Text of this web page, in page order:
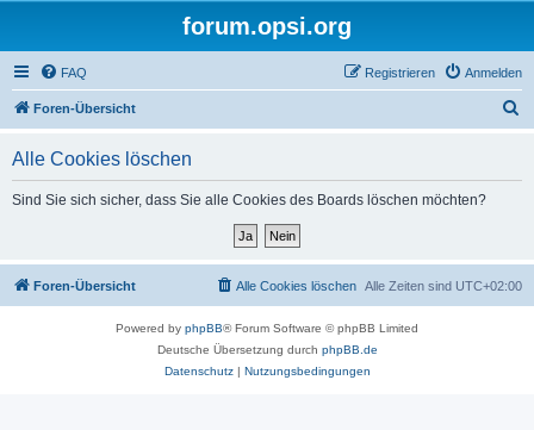
forum.opsi.org
FAQ Anmelden
Registrieren
Foren-Übersicht
Alle Cookies löschen
Sind Sie sich sicher, dass Sie alle Cookies des Boards löschen möchten?
Foren-Übersicht Alle Zeiten sind UTC+02:00
Alle Cookies löschen
Powered by phpBB® Forum Software © phpBB Limited
Deutsche Übersetzung durch phpBB.de
Datenschutz| Nutzungsbedingungen